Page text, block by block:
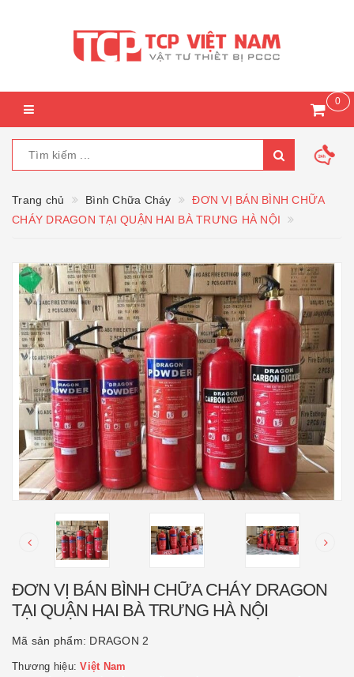
0
Trang chủ Bình Chữa Cháy
ĐƠN VỊ BÁN BÌNH CHỮA
CHÁY DRAGON TẠI QUẬN HAI BÀ TRƯNG HÀ NỘI
ĐƠN VỊ BÁN BÌNH CHỮA CHÁY DRAGON
TẠI QUẬN HAI BÀ TRƯNG HÀ NỘI
Mã sản phẩm: DRAGON 2
Thương hiệu:Việt Nam